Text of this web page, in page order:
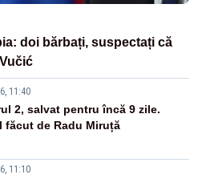
doi bărbați, suspectați că
11:40
2, salvat pentru încă 9 zile.
făcut de Radu Miruță
11:10